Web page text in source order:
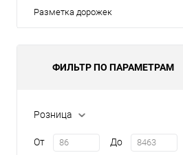
Разметка дорожек
ФИЛЬТР ПО ПАРАМЕТРАМ
Розница
От До